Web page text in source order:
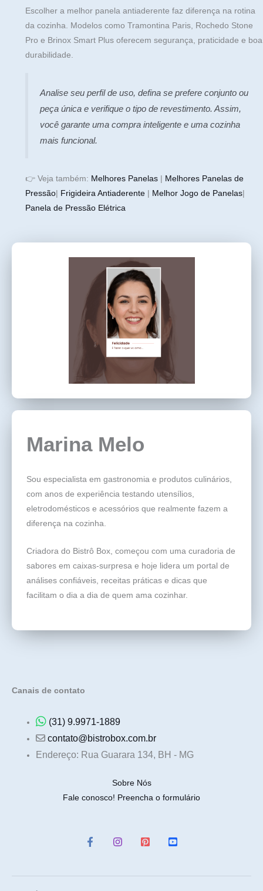
Escolher a melhor panela antiaderente faz diferença na rotina
da cozinha. Modelos como Tramontina Paris, Rochedo Stone
Pro e Brinox Smart Plus oferecem segurança, praticidade e boa
durabilidade.
Analise seu perfil de uso, defina se prefere conjunto ou
peça única e verifique o tipo de revestimento. Assim,
você garante uma compra inteligente e uma cozinha
mais funcional.
👉 Veja também: Melhores Panelas|
Melhores Panelas de
Pressão| Frigideira Antiaderente| Melhor Jogo de Panelas|
Panela de Pressão Elétrica
Marina Melo
Sou especialista em gastronomia e produtos culinários,
com anos de experiência testando utensílios,
eletrodomésticos e acessórios que realmente fazem a
diferença na cozinha.
Criadora do Bistrô Box, começou com uma curadoria de
sabores em caixas-surpresa e hoje lidera um portal de
análises confiáveis, receitas práticas e dicas que
facilitam o dia a dia de quem ama cozinhar.
Canais de contato
(31) 9.9971-1889
contato@bistrobox.com.br
Endereço: Rua Guarara 134, BH - MG
Sobre Nós
Fale conosco! Preencha o formulário